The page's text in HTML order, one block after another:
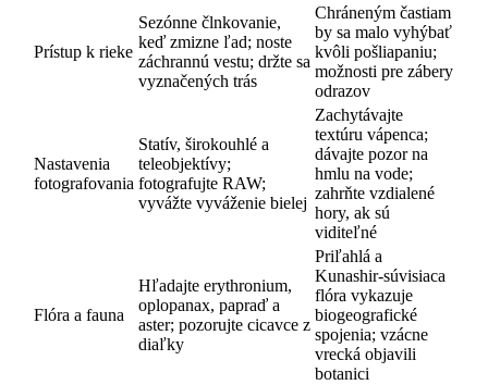
Prístup k rieke
Sezónne člnkovanie,
keď zmizne ľad; noste
záchrannú vestu; držte sa
vyznačených trás
Chráneným častiam
by sa malo vyhýbať
kvôli pošliapaniu;
možnosti pre zábery
odrazov
Nastavenia
fotografovania
Statív, širokouhlé a
teleobjektívy;
fotografujte RAW;
vyvážte vyváženie bielej
Zachytávajte
textúru vápenca;
dávajte pozor na
hmlu na vode;
zahrňte vzdialené
hory, ak sú
viditeľné
Flóra a fauna
Hľadajte erythronium,
oplopanax, papraď a
aster; pozorujte cicavce z
diaľky
Priľahlá a
Kunashir-súvisiaca
flóra vykazuje
biogeografické
spojenia; vzácne
vrecká objavili
botanici